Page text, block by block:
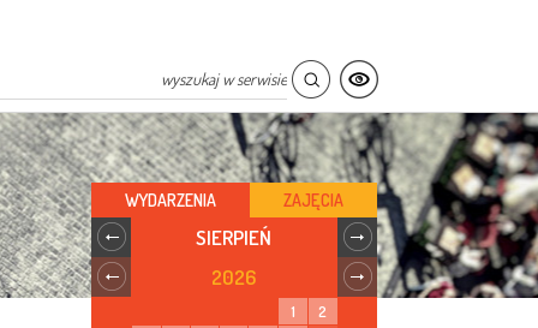
WYDARZENIA ZAJĘCIA
SIERPIEŃ
2026
1
2